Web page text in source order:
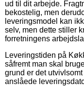
ud til dit arbejde.
bekostelig, men
leveringsmodel kan
selv, men dette stiller
forretningens
Leveringstiden på
såfremt man skal
grund er det
anslåede